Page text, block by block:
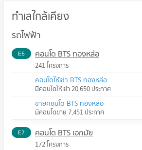
ทำเลใกล้เคียง
รถไฟฟ้า
E6 คอนโด BTS ทองหล่อ
241 โครงการ
คอนโดให้เช่า BTS ทองหล่อ
มีคอนโดให้เช่า 20,650 ประกาศ
ขายคอนโด BTS ทองหล่อ
มีคอนโดขาย 7,451 ประกาศ
E7 คอนโด BTS เอกมัย
172 โครงการ